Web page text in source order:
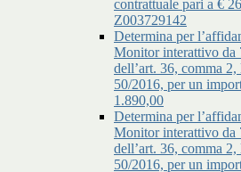
contrattuale pari a €
Z003729142
Determina per
Monitor interattivo da
dell’art. 36, comma
50/2016, per un
1.890,00
Determina per
Monitor interattivo da
dell’art. 36, comma
50/2016, per un